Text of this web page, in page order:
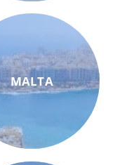
MALTA